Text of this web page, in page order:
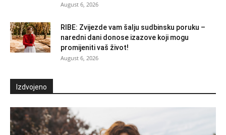
August 6, 2026
RIBE: Zvijezde vam šalju sudbinsku poruku –
naredni dani donose izazove koji mogu
promijeniti vaš život!
August 6, 2026
Izdvojeno